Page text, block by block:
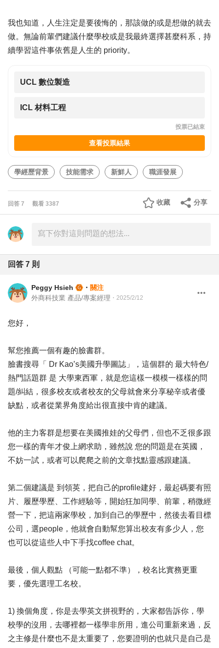
我也知道，人生注定是要後悔的，那該做的或是想做的就去
做。無論前輩們建議什麼學校或是我最終選擇甚麼科系，持
續學習這件事依舊是人生的 priority。
UCL 數位製造
ICL 材料工程
投票已結束
查看投票結果
學經歷背景 技能需求 新鮮人 職涯發展
回答 7 觀看 3387 分享
收藏
回答 7 則
Peggy Hsieh ・ 關注
外商科技業 產品/專案經理 ・ 2025/2/12
您好，
幫您推薦一個有趣的臉書群。
臉書搜尋「 Dr Kao’s美國升學圖誌」，這個群的 最大特色/
熱門話題群 是 大學東西軍，就是您這樣一模模一樣樣的問
題/糾結，很多校友或者校友的父母就會來分享秘辛或者優
缺點，或者從業界角度給出很直接中肯的建議。
他的主力客群是想要在美國推娃的父母們，但也不乏很多跟
您一樣的青年才俊上網求助，雖然說 您的問題是在英國，
不妨一試，或者可以爬爬之前的文章找點靈感跟建議。
第二個建議是 到領英，把自己的profile建好，最起碼要有照
片、履歷學歷、工作經驗等，開始狂加同學、前輩，稍微經
營一下，把這兩家學校，加到自己的學歷中，然後去看目標
公司，選people，他就會自動幫您算出校友有多少人，您
也可以從這些人中下手找coffee chat。
最後，個人觀點 （可能一點都不準），校名比實務更重
要，優先選理工名校。
1) 換個角度，你是去學英文拼視野的，大家都告訴你，學
校學的沒用，去哪裡都一樣學非所用，進公司重新來過，反
之主修是什麼也不是太重要了，您要證明的也就只是自己是